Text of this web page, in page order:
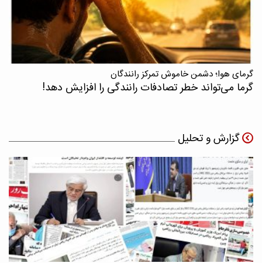
گرمای هوا؛ دشمن خاموش تمرکز رانندگان
گرما می‌تواند خطر تصادفات رانندگی را افزایش دهد!
گزارش و تحلیل